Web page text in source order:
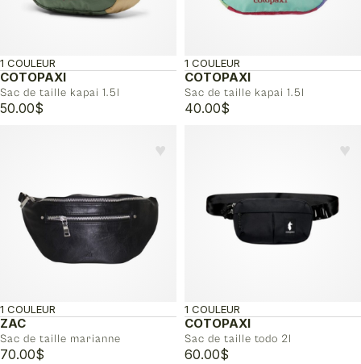
COTOPAXI
Sac de taille kapai 1.5l
1 COULEUR
50.00$
COTOPAXI
Sac de taille kapai 1.5l
1 COULEUR
40.00$
♥︎
ZAC
Sac de taille marianne
1 COULEUR
70.00$
♥︎
COTOPAXI
Sac de taille todo 2l
1 COULEUR
60.00$